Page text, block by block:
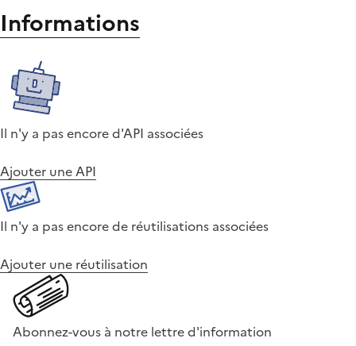
Informations
Il n'y a pas encore d'API associées
Ajouter une API
Il n'y a pas encore de réutilisations associées
Ajouter une réutilisation
Abonnez-vous à notre lettre d'information